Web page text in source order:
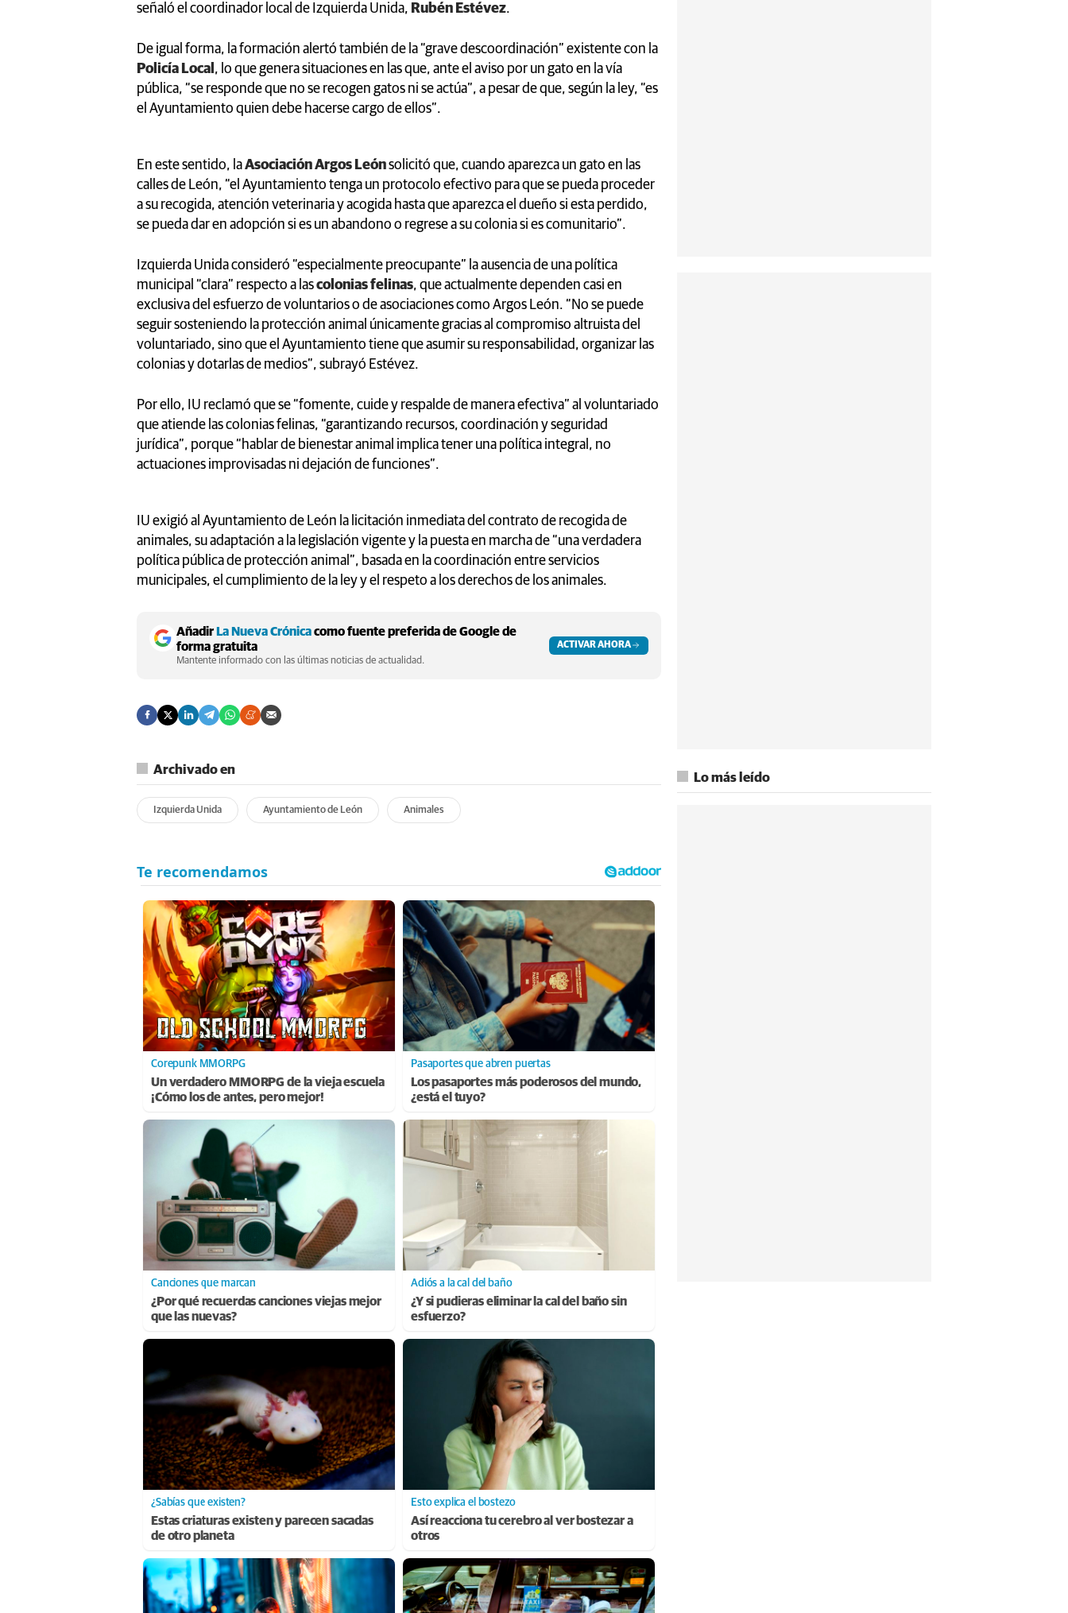
señaló el coordinador local de Izquierda Unida, Rubén Estévez.
De igual forma, la formación alertó también de la “grave descoordinación” existente con la
Policía Local , lo que genera situaciones en las que, ante el aviso por un gato en la vía
pública, “se responde que no se recogen gatos ni se actúa”, a pesar de que, según la ley, “es
el Ayuntamiento quien debe hacerse cargo de ellos”.
En este sentido, laAsociación Argos Leónsolicitó que, cuando aparezca un gato en las
calles de León, “el Ayuntamiento tenga un protocolo efectivo para que se pueda proceder
a su recogida, atención veterinaria y acogida hasta que aparezca el dueño si esta perdido,
se pueda dar en adopción si es un abandono o regrese a su colonia si es comunitario”.
Izquierda Unida consideró “especialmente preocupante” la ausencia de una política
municipal “clara” respecto a lascolonias felinas, que actualmente dependen casi en
exclusiva del esfuerzo de voluntarios o de asociaciones como Argos León. “No se puede
seguir sosteniendo la protección animal únicamente gracias al compromiso altruista del
voluntariado, sino que el Ayuntamiento tiene que asumir su responsabilidad, organizar las
colonias y dotarlas de medios”, subrayó Estévez.
Por ello, IU reclamó que se “fomente, cuide y respalde de manera efectiva” al voluntariado
que atiende las colonias felinas, “garantizando recursos, coordinación y seguridad
jurídica”, porque “hablar de bienestar animal implica tener una política integral, no
actuaciones improvisadas ni dejación de funciones”.
IU exigió al Ayuntamiento de León la licitación inmediata del contrato de recogida de
animales, su adaptación a la legislación vigente y la puesta en marcha de “una verdadera
política pública de protección animal”, basada en la coordinación entre servicios
municipales, el cumplimiento de la ley y el respeto a los derechos de los animales.
AñadirLa Nueva Crónicacomo fuente preferida de Google de
forma gratuita
Mantente informado con las últimas noticias de actualidad.
ACTIVAR AHORA
Archivado en
Izquierda Unida Ayuntamiento de León Animales
Corepunk MMORPG
Un verdadero MMORPG de la vieja escuela
¡Cómo los de antes, pero mejor!
Pasaportes que abren puertas
Los pasaportes más poderosos del mundo,
¿está el tuyo?
Canciones que marcan
¿Por qué recuerdas canciones viejas mejor
que las nuevas?
Adiós a la cal del baño
¿Y si pudieras eliminar la cal del baño sin
esfuerzo?
¿Sabías que existen?
Estas criaturas existen y parecen sacadas
de otro planeta
Esto explica el bostezo
Así reacciona tu cerebro al ver bostezar a
otros
Lo más leído